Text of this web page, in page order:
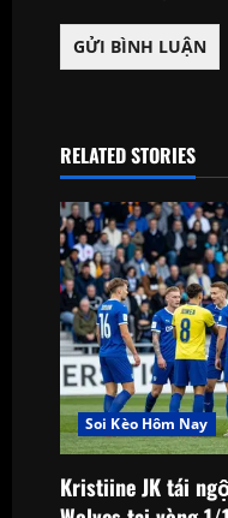
RELATED STORIES
Soi Kèo Hôm Nay
Kristiine JK tái